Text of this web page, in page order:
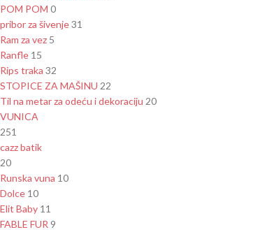
POM POM 0
pribor za šivenje31
Ram za vez 5
Ranfle 15
Rips traka 32
STOPICE ZA MAŠINU 22
Til na metar za odeću i dekoraciju 20
VUNICA
251
cazz batik
20
Runska vuna 10
Dolce 10
Elit Baby 11
FABLE FUR 9